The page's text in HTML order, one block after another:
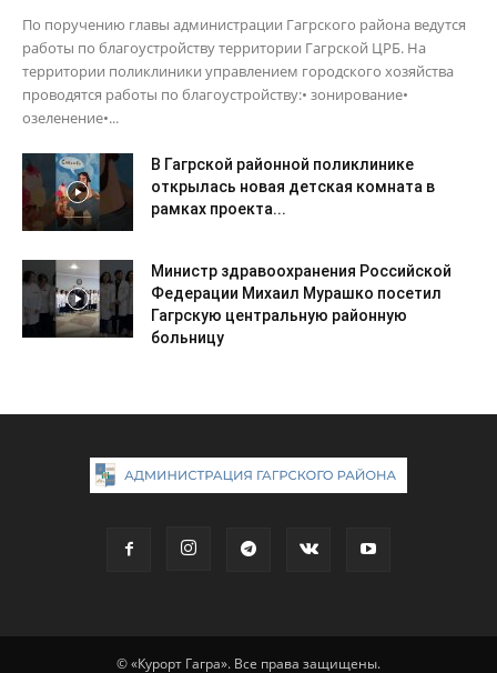
По поручению главы администрации Гагрского района ведутся
работы по благоустройству территории Гагрской ЦРБ. На
территории поликлиники управлением городского хозяйства
проводятся работы по благоустройству:• зонирование•
озеленение•...
В Гагрской районной поликлинике
открылась новая детская комната в
рамках проекта...
Министр здравоохранения Российской
Федерации Михаил Мурашко посетил
Гагрскую центральную районную
больницу
© «Курорт Гагра». Все права защищены.